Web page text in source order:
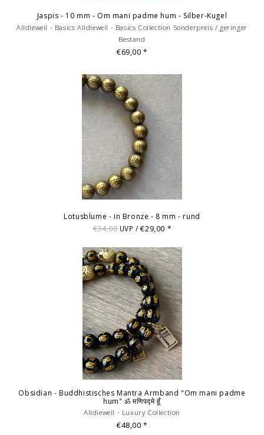
Jaspis - 10 mm - Om mani padme hum - Silber-Kugel
Alldieweil - Basics Alldieweil - Basics Collection Sonderpreis / geringer
Bestand
€69,00*
Lotusblume - in Bronze - 8 mm - rund
€34,00 UVP / €29,00 *
Obsidian - Buddhistisches Mantra Armband "Om mani padme
hum" ॐ मणिपद्मे हूँ
Alldieweil - Luxury Collection
€48,00*